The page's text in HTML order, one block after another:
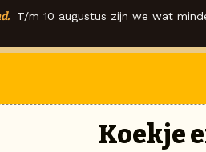
T/m 10 augustus zijn we wat
Koekje